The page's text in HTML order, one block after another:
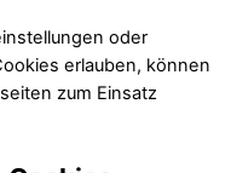
oder
erlauben, können
zum Einsatz